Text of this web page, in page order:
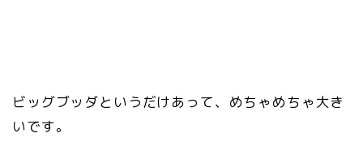
ビッグブッダというだけあって、めちゃめちゃ大き
いです。